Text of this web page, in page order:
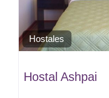
Hostales
Hostal Ashpai